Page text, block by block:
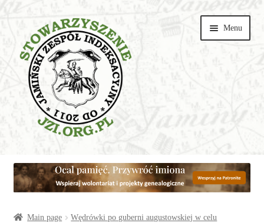
nawigacji
treści
Menu
Wspieraj
Parishes
ArticlesMain page
Wędrówki po guberni augustowskiej w celu